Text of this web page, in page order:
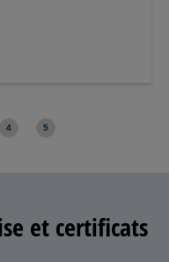
4 5
et certificats